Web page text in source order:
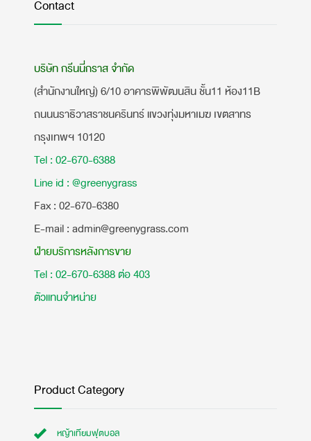
Contact
บริษัท กรีนนี่กราส จำกัด
(สำนักงานใหญ่) 6/10 อาคารพิพัฒนสิน ชั้น11 ห้อง11B
ถนนนราธิวาสราชนครินทร์ แขวงทุ่งมหาเมฆ เขตสาทร
กรุงเทพฯ 10120
Tel : 02-670-6388
Line id : @greenygrass
​Fax : 02-670-6380
E-mail : admin@greenygrass.com
ฝ่ายบริการหลังการขาย
Tel : 02-670-6388 ต่อ 403
ตัวแทนจำหน่าย
Product Category
หญ้าเทียมฟุตบอล